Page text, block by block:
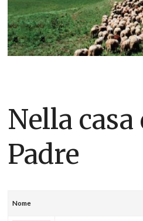
Nella casa
Padre
Nome